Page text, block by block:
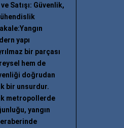
ve Satışı: Güvenlik,
yapı
bir parçası
hem de
doğrudan
bir unsurdur.
metropollerde
yangın